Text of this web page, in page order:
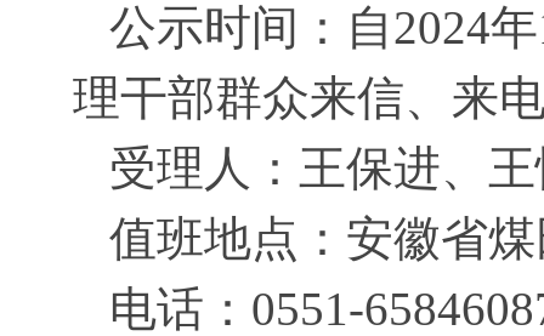
公示时间：自2024
理干部群众来信、来
受理人：王保进、
值班地点：安徽省
电话：0551-